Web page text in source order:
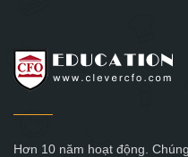
Hơn 10 năm hoạt động.